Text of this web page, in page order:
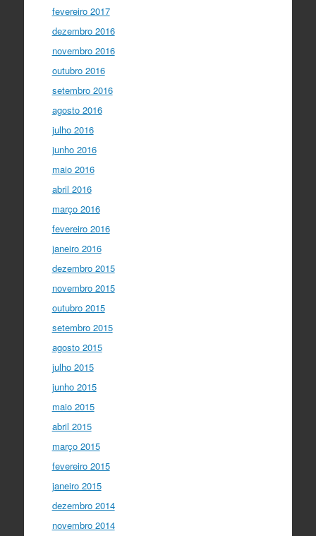
fevereiro 2017
dezembro 2016
novembro 2016
outubro 2016
setembro 2016
agosto 2016
julho 2016
junho 2016
maio 2016
abril 2016
março 2016
fevereiro 2016
janeiro 2016
dezembro 2015
novembro 2015
outubro 2015
setembro 2015
agosto 2015
julho 2015
junho 2015
maio 2015
abril 2015
março 2015
fevereiro 2015
janeiro 2015
dezembro 2014
novembro 2014